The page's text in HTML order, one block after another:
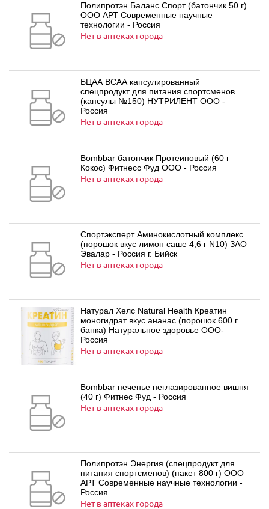
Полипротэн Баланс Спорт (батончик 50 г)
ООО АРТ Современные научные
технологии - Россия
Нет в аптеках города
БЦАА ВСАА капсулированный
спецпродукт для питания спортсменов
(капсулы №150) НУТРИЛЕНТ ООО -
Россия
Нет в аптеках города
Bombbar батончик Протеиновый (60 г
Кокос) Фитнесс Фуд ООО - Россия
Нет в аптеках города
Спортэксперт Аминокислотный комплекс
(порошок вкус лимон саше 4,6 г N10) ЗАО
Эвалар - Россия г. Бийск
Нет в аптеках города
Натурал Хелс Natural Health Креатин
моногидрат вкус ананас (порошок 600 г
банка) Натуральное здоровье ООО-
Россия
Нет в аптеках города
Bombbar печенье неглазированное вишня
(40 г) Фитнес Фуд - Россия
Нет в аптеках города
Полипротэн Энергия (спецпродукт для
питания спортсменов) (пакет 800 г) ООО
АРТ Современные научные технологии -
Россия
Нет в аптеках города